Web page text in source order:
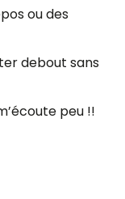
ou des
debout sans
peu !!